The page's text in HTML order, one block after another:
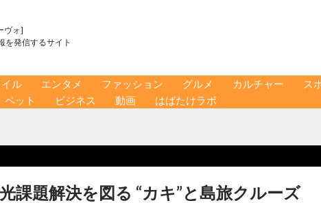
ヴォ]
を発信するサイト
ル エンタメ ファッション グルメ カルチャー
ス
ペット ビジネス 動画 はばたけラボ
課題解決を図る “カキ”と島旅クルーズ